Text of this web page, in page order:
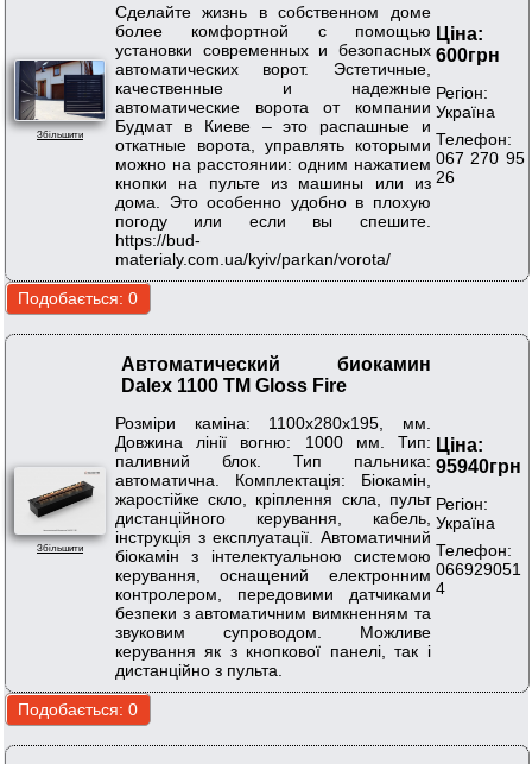
Збільшити
Сделайте жизнь в собственном доме
более комфортной с помощью
установки современных и безопасных
автоматических ворот. Эстетичные,
качественные и надежные
автоматические ворота от компании
Будмат в Киеве – это распашные и
откатные ворота, управлять которыми
можно на расстоянии: одним нажатием
кнопки на пульте из машины или из
дома. Это особенно удобно в плохую
погоду или если вы спешите.
https://bud-
materialy.com.ua/kyiv/parkan/vorota/
Ціна:
600грн
Регіон:
Україна
Телефон:
067 270 95
26
Збільшити
Автоматический биокамин
Dalex 1100 ТМ Gloss Fire
Розміри каміна: 1100х280х195, мм.
Довжина лінії вогню: 1000 мм. Тип:
паливний блок. Тип пальника:
автоматична. Комплектація: Біокамін,
жаростійке скло, кріплення скла, пульт
дистанційного керування, кабель,
інструкція з експлуатації. Автоматичний
біокамін з інтелектуальною системою
керування, оснащений електронним
контролером, передовими датчиками
безпеки з автоматичним вимкненням та
звуковим супроводом. Можливе
керування як з кнопкової панелі, так і
дистанційно з пульта.
Ціна:
95940грн
Регіон:
Україна
Телефон:
066929051
4